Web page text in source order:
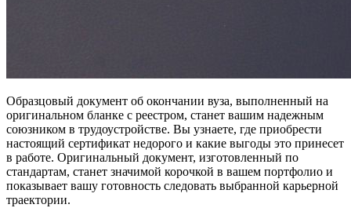
Образцовый документ об окончании вуза, выполненный на
оригинальном бланке с реестром, станет вашим надежным
союзником в трудоустройстве. Вы узнаете, где приобрести
настоящий сертификат недорого и какие выгоды это принесет
в работе. Оригинальный документ, изготовленный по
стандартам, станет значимой корочкой в вашем портфолио и
показывает вашу готовность следовать выбранной карьерной
траектории.